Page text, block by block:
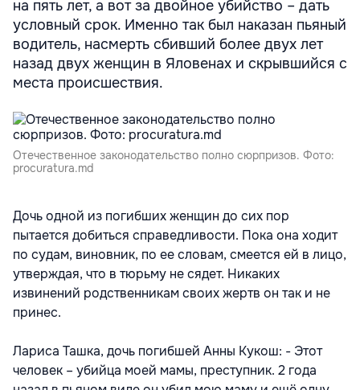
на пять лет, а вот за двойное убийство – дать
условный срок. Именно так был наказан пьяный
водитель, насмерть сбивший более двух лет
назад двух женщин в Яловенах и скрывшийся с
места происшествия.
Отечественное законодательство полно сюрпризов. Фото:
procuratura.md
Дочь одной из погибших женщин до сих пор
пытается добиться справедливости. Пока она ходит
по судам, виновник, по ее словам, смеется ей в лицо,
утверждая, что в тюрьму не сядет. Никаких
извинений родственникам своих жертв он так и не
принес.
Лариса Ташка, дочь погибшей Анны Кукош: - Этот
человек – убийца моей мамы, преступник. 2 года